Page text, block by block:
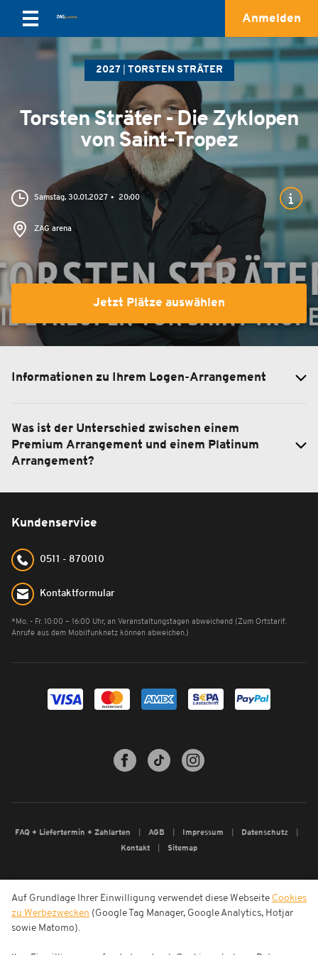
Anmelden
2027 TORSTEN STRÄTER
Torsten Sträter - Die Zyklopen
von Saint-Tropez
Samstag, 30.01.2027 20:00
ZAG arena
Jetzt Plätze auswählen
Informationen zu Ihrem Logen-Arrangement
Was ist der Unterschied zwischen einem
Premium Arrangement und einem Platinum
Arrangement?
Kundenservice
0511 - 870010
Kontaktformular
*Mo. - Fr. 10:00 – 16:00 Uhr, an Veranstaltungstagen abweichend (Zum Ortstarif.
Anrufe aus dem Mobilfunknetz können abweichen.)
FAQ + Liefertermin + Zahlarten AGB Impressum
Datenschutz
Kontakt
Sitemap
Auf Grundlage Ihrer Einwilligung verwendet diese Webseite Cookies
zu Werbezwecken (Google Tag Manager, Google Analytics, Hotjar
sowie Matomo).